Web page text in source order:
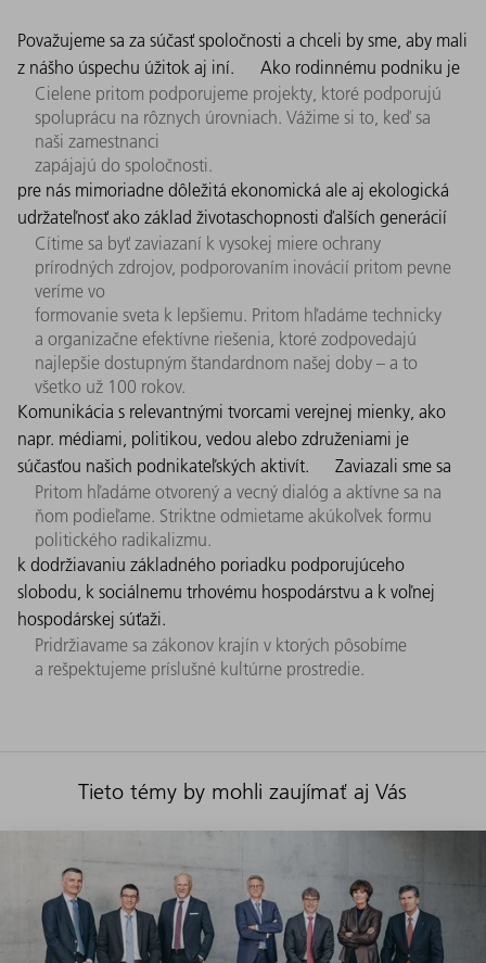
Považujeme sa za súčasť spoločnosti a chceli by sme, aby mali
z nášho úspechu úžitok aj iní.
Cielene pritom podporujeme projekty, ktoré podporujú
spoluprácu na rôznych úrovniach. Vážime si to, keď sa
naši zamestnanci
zapájajú do spoločnosti.
Ako rodinnému podniku je
pre nás mimoriadne dôležitá ekonomická ale aj ekologická
udržateľnosť ako základ životaschopnosti ďalších generácií
Cítime sa byť zaviazaní k vysokej miere ochrany
prírodných zdrojov, podporovaním inovácií pritom pevne
veríme vo
formovanie sveta k lepšiemu. Pritom hľadáme technicky
a organizačne efektívne riešenia, ktoré zodpovedajú
najlepšie dostupným štandardnom našej doby – a to
všetko už 100 rokov.
Komunikácia s relevantnými tvorcami verejnej mienky, ako
napr. médiami, politikou, vedou alebo združeniami je
súčasťou našich podnikateľských aktivít.
Pritom hľadáme otvorený a vecný dialóg a aktívne sa na
ňom podieľame. Striktne odmietame akúkoľvek formu
politického radikalizmu.
Zaviazali sme sa
k dodržiavaniu základného poriadku podporujúceho
slobodu, k sociálnemu trhovému hospodárstvu a k voľnej
hospodárskej súťaži.
Pridržiavame sa zákonov krajín v ktorých pôsobíme
a rešpektujeme príslušné kultúrne prostredie.
Tieto témy by mohli zaujímať aj Vás